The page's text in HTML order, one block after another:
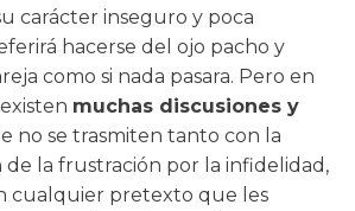
carácter inseguro y poca
hacerse del ojo pacho y
como si nada pasara. Pero en
muchas discusiones y
no se trasmiten tanto con la
de la frustración por la infidelidad,
cualquier pretexto que les